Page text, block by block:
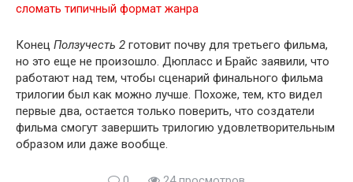
сломать типичный формат жанра
Конец Ползучесть 2 готовит почву для третьего фильма,
но это еще не произошло. Дюпласс и Брайс заявили, что
работают над тем, чтобы сценарий финального фильма
трилогии был как можно лучше. Похоже, тем, кто видел
первые два, остается только поверить, что создатели
фильма смогут завершить трилогию удовлетворительным
образом или даже вообще.